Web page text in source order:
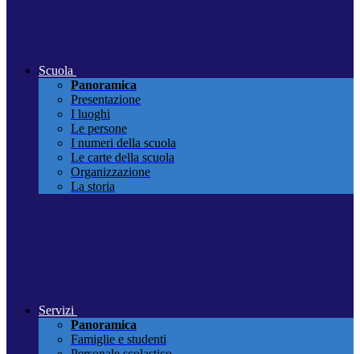
Scuola
Panoramica
Presentazione
I luoghi
Le persone
I numeri della scuola
Le carte della scuola
Organizzazione
La storia
Servizi
Panoramica
Famiglie e studenti